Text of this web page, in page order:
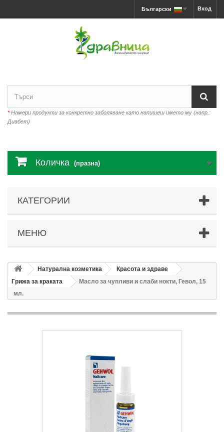
Вход
Български
*Намери продукти за конкретно заболяване като напишеш името му (напр.:
Диабет)
Количка (празна)
КАТЕГОРИИ
МЕНЮ
Натурална козметика
Красота и здраве
Грижа за краката
Масло за чупливи и слаби нокти, Гевол, 15
мл.